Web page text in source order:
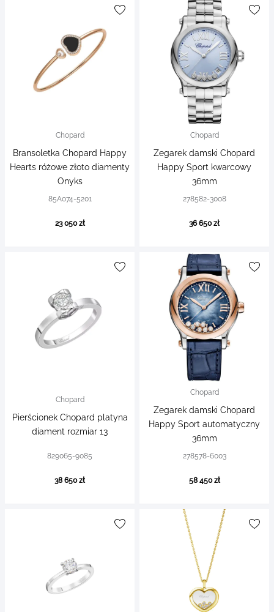
Chopard
Bransoletka Chopard Happy
Hearts różowe złoto diamenty
Onyks
85A074-5201
23 050 zł
Chopard
Zegarek damski Chopard
Happy Sport kwarcowy
36mm
278582-3008
36 650 zł
Chopard
Pierścionek Chopard platyna
diament rozmiar 13
829065-9085
38 650 zł
Chopard
Zegarek damski Chopard
Happy Sport automatyczny
36mm
278578-6003
58 450 zł